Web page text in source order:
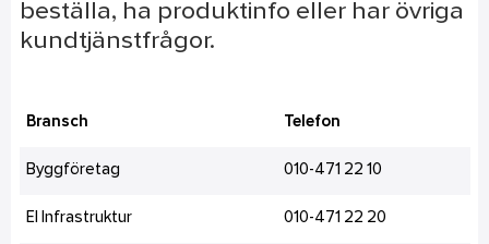
beställa, ha produktinfo eller har övriga
kundtjänstfrågor.
Bransch Telefon
Byggföretag 010-471 22 10
El Infrastruktur 010-471 22 20